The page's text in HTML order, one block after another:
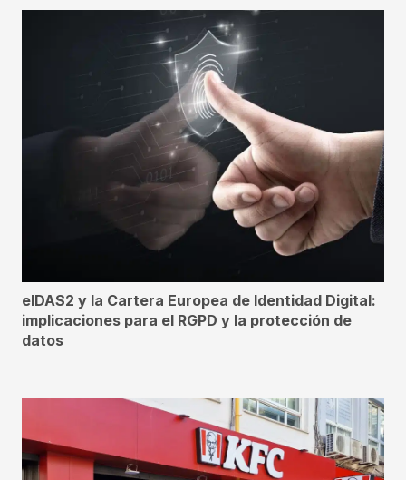
eIDAS2 y la Cartera Europea de Identidad Digital:
implicaciones para el RGPD y la protección de
datos